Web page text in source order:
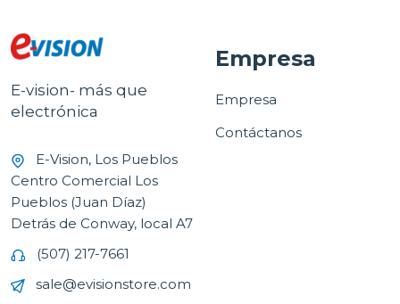
E-vision- más que
electrónica
E-Vision, Los Pueblos
Centro Comercial Los
Pueblos (Juan Díaz)
Detrás de Conway, local A7
(507) 217-7661
sale@evisionstore.com
Empresa
Empresa
Contáctanos